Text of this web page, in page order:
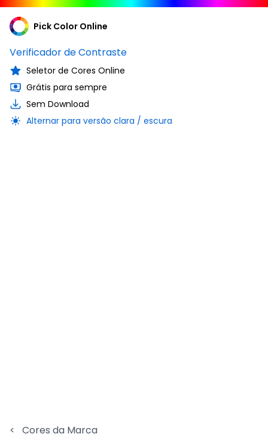
Pick Color Online
Verificador de Contraste
Seletor de Cores Online
Grátis para sempre
Sem Download
Alternar para versão clara / escura
< Cores da Marca